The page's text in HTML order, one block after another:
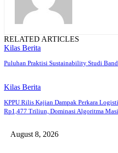
RELATED ARTICLES
Kilas Berita
Puluhan Praktisi Sustainability Studi
Kilas Berita
KPPU Rilis Kajian Dampak Perkara
Rp1,477 Triliun, Dominasi Algoritma
August 8, 2026